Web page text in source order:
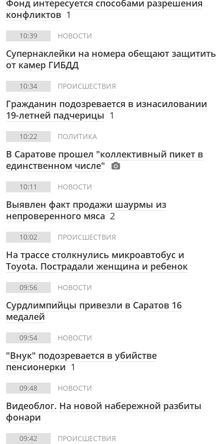
Фонд интересуется способами разрешения
конфликтов 1
10:39 НОВОСТИ
Супернаклейки на номера обещают защитить
от камер ГИБДД
10:34 ПРОИСШЕСТВИЯ
Гражданин подозревается в изнасиловании
19-летней падчерицы 1
10:22 ПОЛИТИКА
В Саратове прошел "коллективный пикет в
единственном числе"
10:11 НОВОСТИ
Выявлен факт продажи шаурмы из
непроверенного мяса 2
10:02 ПРОИСШЕСТВИЯ
На трассе столкнулись микроавтобус и
Toyota. Пострадали женщина и ребенок
09:56 НОВОСТИ
Сурдлимпийцы привезли в Саратов 16
медалей
09:54 НОВОСТИ
"Внук" подозревается в убийстве
пенсионерки 1
09:48 НОВОСТИ
Видеоблог. На новой набережной разбиты
фонари
09:42 ПРОИСШЕСТВИЯ